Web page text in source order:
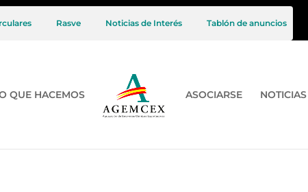
Rasve Noticias de Interés Tablón de anuncios
QUE HACEMOS ASOCIARSE NOTICIAS